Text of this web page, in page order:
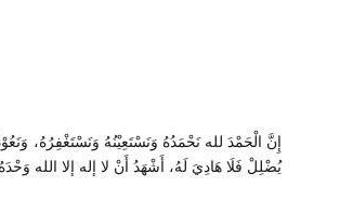
إِنَّ الْحَمْدَ لله نَحْمَدُهُ وَنَسْتَعِيْنُهُ وَنَسْتَغْفِرُهُ،
يُضْلِلْ فَلَا هَادِيَ لَهُ، أَشْهَدُ أَنْ لا إله إلا الله